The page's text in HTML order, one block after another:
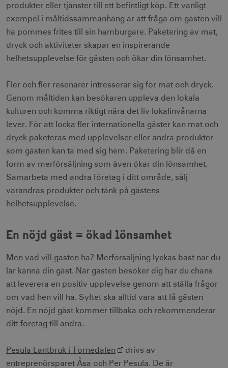
produkter eller tjänster till ett befintligt köp. Ett vanligt
exempel i måltidssammanhang är att fråga om gästen vill
ha pommes frites till sin hamburgare. Paketering av mat,
dryck och aktiviteter skapar en inspirerande
helhetsupplevelse för gästen och ökar din lönsamhet.
Fler och fler resenärer intresserar sig för mat och dryck.
Genom måltiden kan besökaren uppleva den lokala
kulturen och komma riktigt nära det liv lokalinvånarna
lever. För att locka fler internationella gäster kan mat och
dryck paketeras med upplevelser eller andra produkter
som gästen kan ta med sig hem. Paketering blir då en
form av merförsäljning som även ökar din lönsamhet.
Samarbeta med andra företag i ditt område, sälj
varandras produkter och tänk på gästens
helhetsupplevelse.
En nöjd gäst = ökad lönsamhet
Men vad vill gästen ha? Merförsäljning lyckas bäst när du
lär känna din gäst. När gästen besöker dig har du chans
att leverera en positiv upplevelse genom att ställa frågor
om vad hen vill ha. Syftet ska alltid vara att få gästen
nöjd. En nöjd gäst kommer tillbaka och rekommenderar
ditt företag till andra.
Pesula Lantbruk i Tornedalen
drivs av
entreprenörsparet Åsa och Per Pesula. De är